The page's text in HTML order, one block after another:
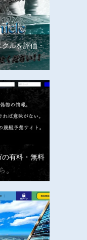
ルを評価・
の有料・無料